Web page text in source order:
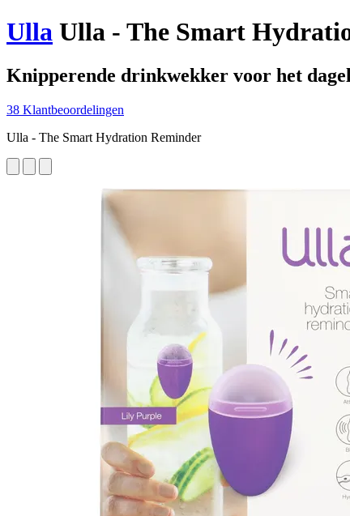
Ulla Ulla - The Smart
Knipperende drinkwekker voor het
38 Klantbeoordelingen
Ulla - The Smart Hydration Reminder